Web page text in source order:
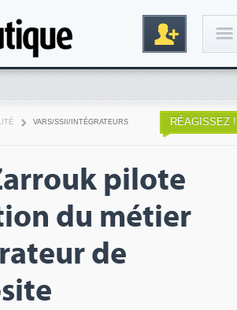
VARS/SSII/INTÉGRATEURS RÉAGISSEZ !
pilote
du métier
de